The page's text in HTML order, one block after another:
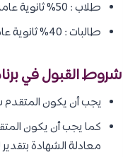
طلاب : 50% ثانوية عامة + 50% قدرات.
طالبات : 40% ثانوية عامة + 30% قدرات + 30% تحصيلي.
شروط القبول في
يجب أن يكون المتقدم
كما يجب أن يكون
معادلة الشهادة